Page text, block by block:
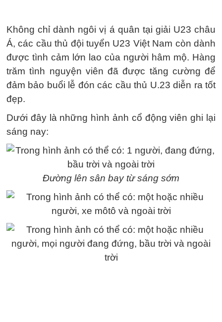
Không chỉ dành ngôi vị á quân tại giải U23 châu
Á, các cầu thủ đội tuyển U23 Việt Nam còn dành
được tình cảm lớn lao của người hâm mộ. Hàng
trăm tình nguyện viên đã được tăng cường để
đảm bảo buổi lễ đón các cầu thủ U.23 diễn ra tốt
đẹp.
Dưới đây là những hình ảnh cổ động viên ghi lại
sáng nay:
Đường lên sân bay từ sáng sớm